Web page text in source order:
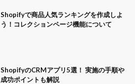
Shopifyで商品人気ランキングを作成しよ
う！コレクションページ機能について
ShopifyのCRMアプリ5選！ 実施の手順や
成功ポイントも解説